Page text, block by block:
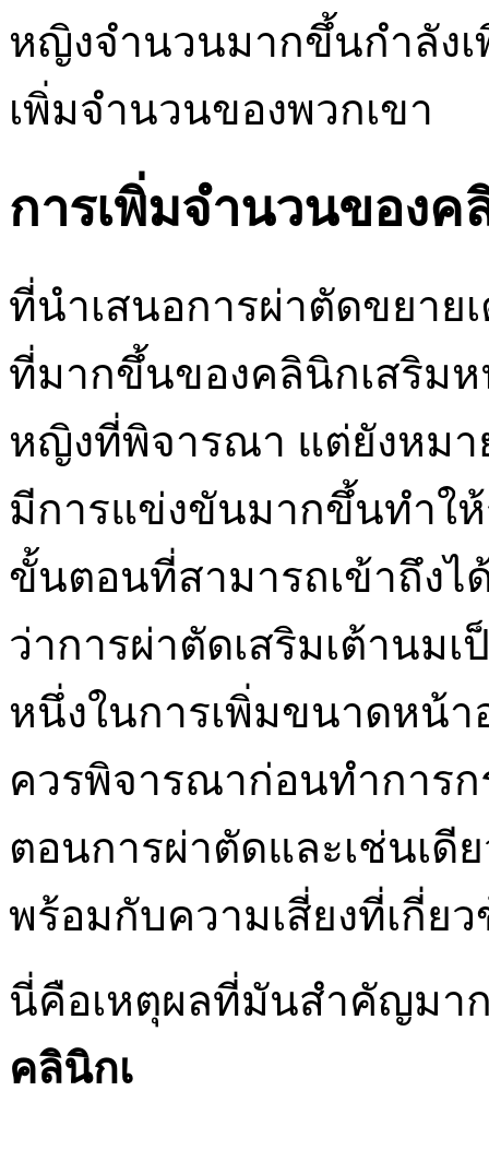
หญิงจำนวนมากขึ้นกำลัง
เพิ่มจำนวนของพวกเขา
การเพิ่มจำนวนของค
ที่นำเสนอการผ่าตัดขยาย
ที่มากขึ้นของคลินิกเสริม
หญิงที่พิจารณา แต่ยังหมา
มีการแข่งขันมากขึ้นทำใ
ขั้นตอนที่สามารถเข้าถึงไ
ว่าการผ่าตัดเสริมเต้านม
หนึ่งในการเพิ่มขนาดหน้
ควรพิจารณาก่อนทำการก
ตอนการผ่าตัดและเช่นเดี
พร้อมกับความเสี่ยงที่เกี่ยว
นี่คือเหตุผลที่มันสำคัญมา
คลินิกเ